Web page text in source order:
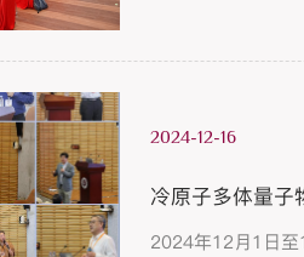
2024-12-16
冷原子多体量子
2024年12月1日至